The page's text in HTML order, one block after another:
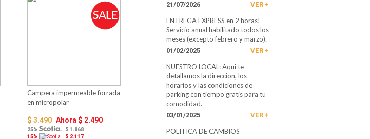
Campera impermeable forrada
en micropolar
$ 3.490 Ahora $ 2.490
25%
$ 1.868
15%
$ 2.117
21/07/2026 VER +
ENTREGA EXPRESS en 2 horas! -
Servicio anual habilitado todos los
meses (excepto febrero y marzo).
01/02/2025 VER +
NUESTRO LOCAL: Aqui­ te
detallamos la direccion, los
horarios y las condiciones de
parking con tiempo gratis para tu
comodidad.
03/01/2025 VER +
POLITICA DE CAMBIOS